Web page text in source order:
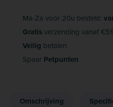
Ma-Za voor 20u besteld:
Gratisverzending vanaf
Veilig betalen
Spaar Petpunten
Omschrijving